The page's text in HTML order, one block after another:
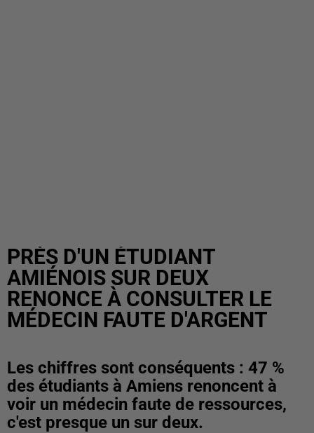
PRÈS D'UN ÉTUDIANT
AMIÉNOIS SUR DEUX
RENONCE À CONSULTER LE
MÉDECIN FAUTE D'ARGENT
Les chiffres sont conséquents : 47 %
des étudiants à Amiens renoncent à
voir un médecin faute de ressources,
c'est presque un sur deux.